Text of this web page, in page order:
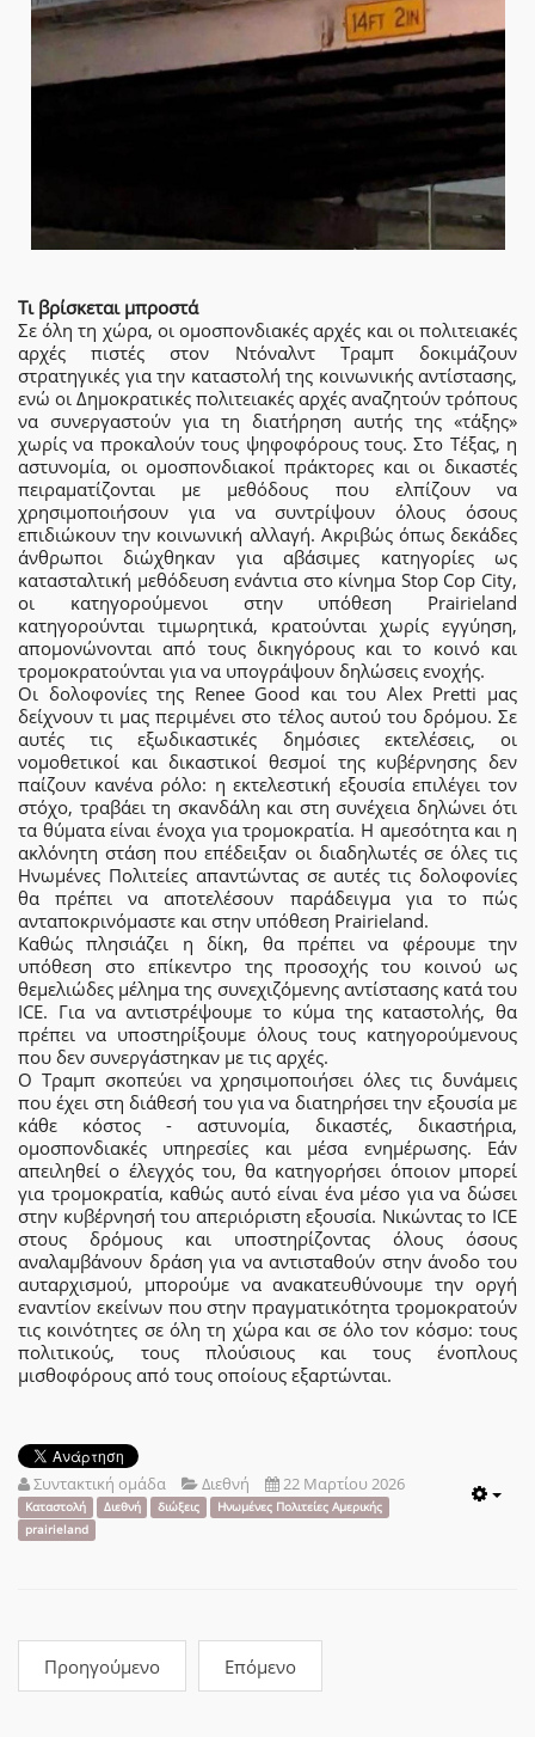
Τι βρίσκεται μπροστά
Σε όλη τη χώρα, οι ομοσπονδιακές αρχές και οι πολιτειακές
αρχές πιστές στον Ντόναλντ Τραμπ δοκιμάζουν
στρατηγικές για την καταστολή της κοινωνικής αντίστασης,
ενώ οι Δημοκρατικές πολιτειακές αρχές αναζητούν τρόπους
να συνεργαστούν για τη διατήρηση αυτής της «τάξης»
χωρίς να προκαλούν τους ψηφοφόρους τους. Στο Τέξας, η
αστυνομία, οι ομοσπονδιακοί πράκτορες και οι δικαστές
πειραματίζονται με μεθόδους που ελπίζουν να
χρησιμοποιήσουν για να συντρίψουν όλους όσους
επιδιώκουν την κοινωνική αλλαγή. Ακριβώς όπως δεκάδες
άνθρωποι διώχθηκαν για αβάσιμες κατηγορίες ως
κατασταλτική μεθόδευση ενάντια στο κίνημα Stop Cop City,
οι κατηγορούμενοι στην υπόθεση Prairieland
κατηγορούνται τιμωρητικά, κρατούνται χωρίς εγγύηση,
απομονώνονται από τους δικηγόρους και το κοινό και
τρομοκρατούνται για να υπογράψουν δηλώσεις ενοχής.
Οι δολοφονίες της Renee Good και του Alex Pretti μας
δείχνουν τι μας περιμένει στο τέλος αυτού του δρόμου. Σε
αυτές τις εξωδικαστικές δημόσιες εκτελέσεις, οι
νομοθετικοί και δικαστικοί θεσμοί της κυβέρνησης δεν
παίζουν κανένα ρόλο: η εκτελεστική εξουσία επιλέγει τον
στόχο, τραβάει τη σκανδάλη και στη συνέχεια δηλώνει ότι
τα θύματα είναι ένοχα για τρομοκρατία. Η αμεσότητα και η
ακλόνητη στάση που επέδειξαν οι διαδηλωτές σε όλες τις
Ηνωμένες Πολιτείες απαντώντας σε αυτές τις δολοφονίες
θα πρέπει να αποτελέσουν παράδειγμα για το πώς
ανταποκρινόμαστε και στην υπόθεση Prairieland.
Καθώς πλησιάζει η δίκη, θα πρέπει να φέρουμε την
υπόθεση στο επίκεντρο της προσοχής του κοινού ως
θεμελιώδες μέλημα της συνεχιζόμενης αντίστασης κατά του
ICE. Για να αντιστρέψουμε το κύμα της καταστολής, θα
πρέπει να υποστηρίξουμε όλους τους κατηγορούμενους
που δεν συνεργάστηκαν με τις αρχές.
Ο Τραμπ σκοπεύει να χρησιμοποιήσει όλες τις δυνάμεις
που έχει στη διάθεσή του για να διατηρήσει την εξουσία με
κάθε κόστος - αστυνομία, δικαστές, δικαστήρια,
ομοσπονδιακές υπηρεσίες και μέσα ενημέρωσης. Εάν
απειληθεί ο έλεγχός του, θα κατηγορήσει όποιον μπορεί
για τρομοκρατία, καθώς αυτό είναι ένα μέσο για να δώσει
στην κυβέρνησή του απεριόριστη εξουσία. Νικώντας το ICE
στους δρόμους και υποστηρίζοντας όλους όσους
αναλαμβάνουν δράση για να αντισταθούν στην άνοδο του
αυταρχισμού, μπορούμε να ανακατευθύνουμε την οργή
εναντίον εκείνων που στην πραγματικότητα τρομοκρατούν
τις κοινότητες σε όλη τη χώρα και σε όλο τον κόσμο: τους
πολιτικούς, τους πλούσιους και τους ένοπλους
μισθοφόρους από τους οποίους εξαρτώνται.
Συντακτική ομάδα Διεθνή 22 Μαρτίου 2026
Καταστολή Διεθνή διώξεις
Ηνωμένες Πολιτείες Αμερικής
prairieland
Προηγούμενο Επόμενο